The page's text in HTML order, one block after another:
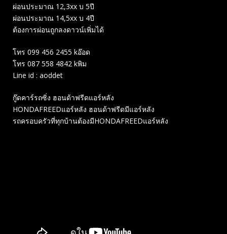
ผ่อนประมาณ 12,3xx บ 5ปี
ผ่อนประมาณ 14,5xx บ 4ปี
ต้องการผ่อนถูกลงดาวน์เพิ่มได้
โทร 099 456 2455 kอ๊อด
โทร 087 558 4842 kพิม
Line id : aoddet
กู๊ดคาร์รถซิ่ง ฮอนด้าฟรีดแอร์หลัง
HONDAFREEDแอร์หลัง ฮอนด้าฟรีดมีแอร์หลัง
รถครอบครัวที่ทุกบ้านต้องมีHONDAFREEDแอร์หลัง